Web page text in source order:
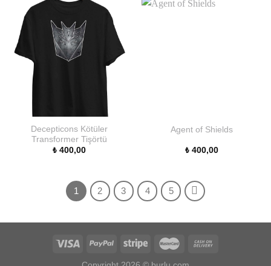
Decepticons Kötüler
Transformer Tişörtü
₺ 400,00
Agent of Shields
₺ 400,00
1 2 3 4 5